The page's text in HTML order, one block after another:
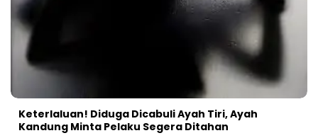
Keterlaluan! Diduga Dicabuli Ayah Tiri, Ayah
Kandung Minta Pelaku Segera Ditahan